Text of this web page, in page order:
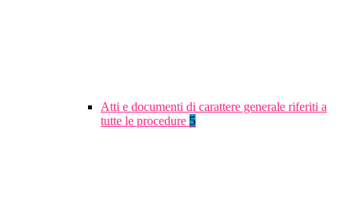
Atti e documenti di carattere generale riferiti a
tutte le procedure 5